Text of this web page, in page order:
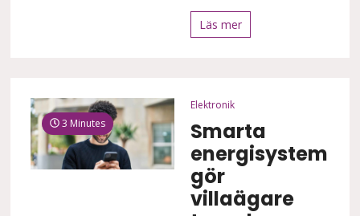
Läs mer
3 Minutes
Elektronik
Smarta
energisystem
gör
villaägare